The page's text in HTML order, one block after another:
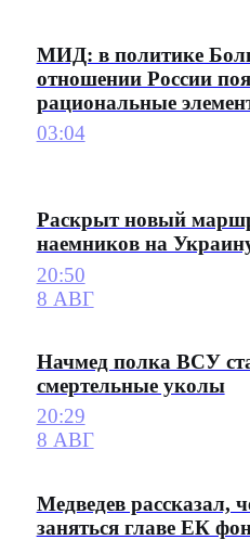
МИД: в политике
отношении России
рациональные
03:04
Раскрыт новый
наемников на
20:50
8 АВГ
Начмед полка ВСУ
смертельные уколы
20:29
8 АВГ
Медведев рассказал,
заняться главе ЕК